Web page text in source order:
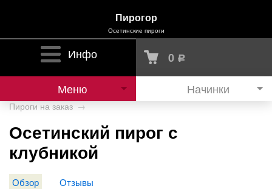
Пирогор
Осетинские пироги
Инфо 0 Р
Меню Начинки
Пироги на заказ →
Осетинский пирог с
клубникой
Обзор Отзывы